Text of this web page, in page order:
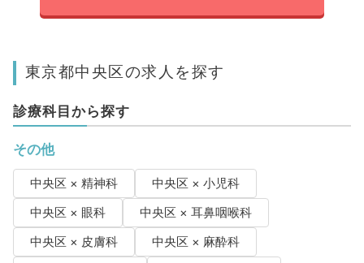
東京都中央区の求人を探す
診療科目から探す
その他
中央区 × 精神科
中央区 × 小児科
中央区 × 眼科
中央区 × 耳鼻咽喉科
中央区 × 皮膚科
中央区 × 麻酔科